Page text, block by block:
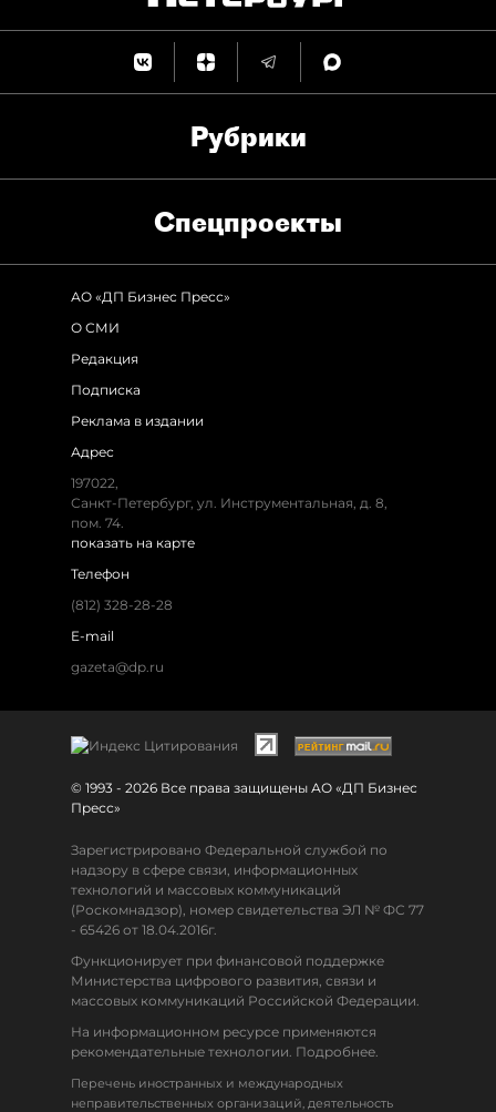
Рубрики
Спец­проекты
АО «ДП Бизнес Пресс»
О СМИ
Редакция
Подписка
Реклама в издании
Адрес
197022,
Санкт-Петербург, ул. Инструментальная, д. 8,
пом. 74.
показать на карте
Телефон
(812) 328-28-28
E-mail
gazeta@dp.ru
© 1993 - 2026 Все права защищены АО «ДП Бизнес
Пресс»
Зарегистрировано Федеральной службой по
надзору в сфере связи, информационных
технологий и массовых коммуникаций
(Роскомнадзор), номер свидетельства ЭЛ № ФС 77
- 65426 от 18.04.2016г.
Функционирует при финансовой поддержке
Министерства цифрового развития, связи и
массовых коммуникаций Российской Федерации.
На информационном ресурсе применяются
рекомендательные технологии. Подробнее.
Перечень иностранных и международных
неправительственных организаций, деятельность